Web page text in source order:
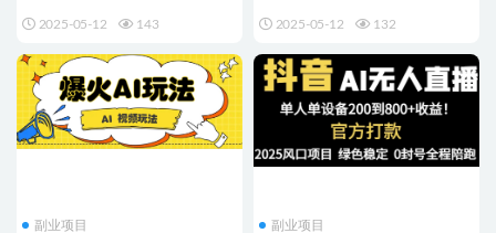
2025-05-12 143 2025-05-12 132
副业项目 副业项目